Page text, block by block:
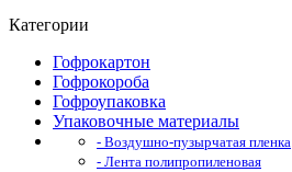
Категории
Гофрокартон
Гофрокороба
Гофроупаковка
Упаковочные материалы
- Воздушно-пузырчатая пленка
- Лента полипропиленовая